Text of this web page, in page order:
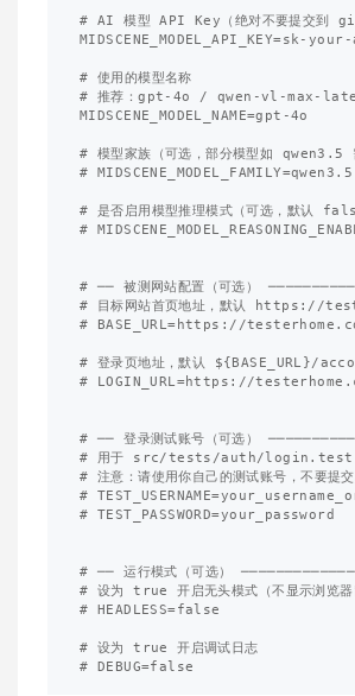
# AI 模型 API Key（绝对不要提交到
MIDSCENE_MODEL_API_KEY=sk-
# 使用的模型名称
# 推荐：gpt-4o / qwen-vl-max-
MIDSCENE_MODEL_NAME=gpt-4o
# 模型家族（可选，部分模型如
# MIDSCENE_MODEL_FAMILY=qwen3.5
# 是否启用模型推理模式（可选，默认
#
# ── 被测网站配置（可选）
# 目标网站首页地址，默认 https://
# BASE_URL=https://
# 登录页地址，默认 ${BASE_URL}/
# LOGIN_URL=https://
# ── 登录测试账号（可选）
# 用于 src/tests/auth/
# 注意：请使用你自己的测试账号，不要提
#
# TEST_PASSWORD=your_password
# ── 运行模式（可选）
# 设为 true 开启无头模式（不显示浏览器
# HEADLESS=false
# 设为 true 开启调试日志